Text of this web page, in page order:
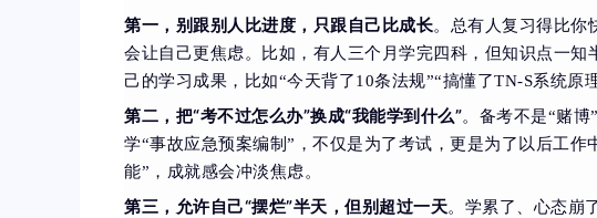
第一，别跟别人比进度，只跟自己比成长。总有人复习得比你
会让自己更焦虑。比如，有人三个月学完四科，但知识点一
己的学习成果，比如“今天背了10条法规”“搞懂了TN-S系统原
第二，把“考不过怎么办”换成“我能学到什么”。备考不是“赌
学“事故应急预案编制”，不仅是为了考试，更是为了以后工
能”，成就感会冲淡焦虑。
第三，允许自己“摆烂”半天，但别超过一天。学累了、心态崩